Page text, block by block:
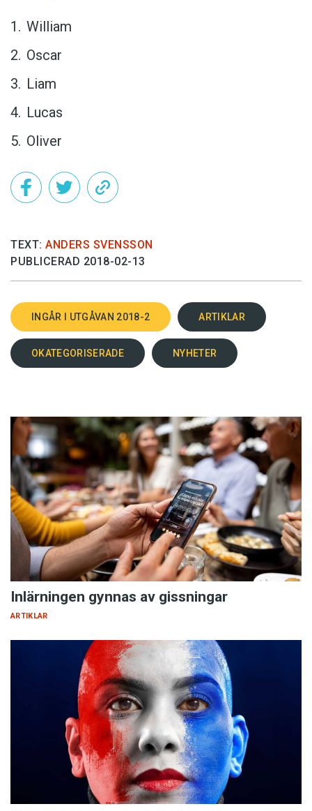
William
Oscar
Liam
Lucas
Oliver
TEXT: ANDERS SVENSSON
PUBLICERAD 2018-02-13
INGÅR I UTGÅVAN 2018-2 ARTIKLAR
OKATEGORISERADE NYHETER
Inlärningen gynnas av gissningar
ARTIKLAR